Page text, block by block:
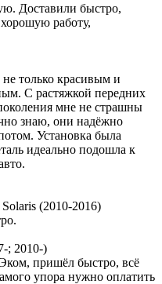
Доставили быстро,
работу,
только красивым и
С растяжкой передних
мне не страшны
знаю, они надёжно
Установка была
идеально подошла к
(2010-2016)
; 2010-)
пришёл быстро, всё
упора нужно оплатить